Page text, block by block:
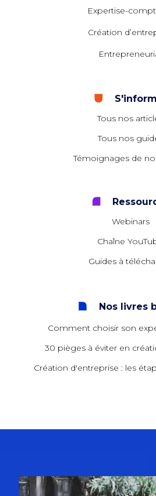
Expertise-
Création
Tous nos
Tous nos
Témoignages de
Webinars
Chaîne
Guides à
Nos livres
Comment choisir son
30 pièges à éviter en
Création d'entreprise : les